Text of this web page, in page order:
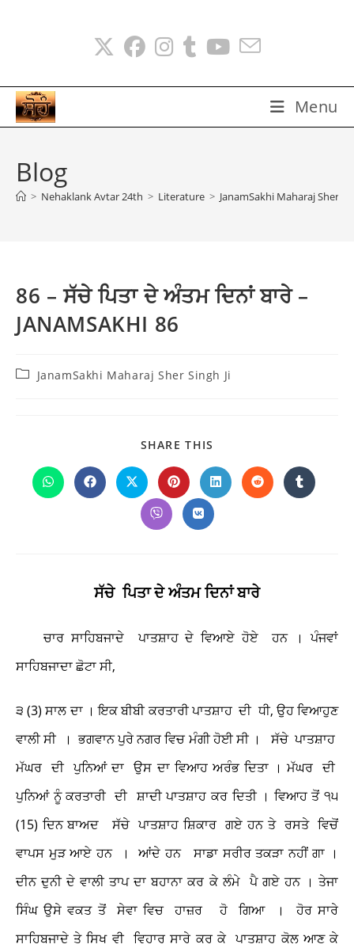
Menu
Blog
> Nehaklank Avtar 24th > Literature > JanamSakhi Maharaj Sher
86 – ਸੱਚੇ ਪਿਤਾ ਦੇ ਅੰਤਮ ਦਿਨਾਂ ਬਾਰੇ –
JANAMSAKHI 86
PostJanamSakhi Maharaj Sher Singh Ji
SHARE THIS
CONTENT
Opens
in
Opens
in
Opens
in
new
window
Opens
in
new
window
Opens
in
Opens
in
Opens
in
Opens
in
Opens
in
ਸੱਚੇ ਪਿਤਾ ਦੇ ਅੰਤਮ ਦਿਨਾਂਬਾਰੇ
ਚਾਰ ਸਾਹਿਬਜਾਦੇ ਪਾਤਸ਼ਾਹ ਦੇ ਵਿਆਏ ਹੋਏ ਹਨ । ਪੰਜਵਾਂ
ਸਾਹਿਬਜਾਦਾ ਛੋਟਾ ਸੀ,
੩ (3) ਸਾਲ ਦਾ । ਇਕ ਬੀਬੀ ਕਰਤਾਰੀ ਪਾਤਸ਼ਾਹ ਦੀ ਧੀ, ਉਹ ਵਿਆਹੁਣ
ਵਾਲੀ ਸੀ । ਭਗਵਾਨ ਪੁਰੇ ਨਗਰ ਵਿਚ ਮੰਗੀ ਹੋਈ ਸੀ । ਸੱਚੇ ਪਾਤਸ਼ਾਹ
ਮੱਘਰ ਦੀ ਪੁਨਿਆਂ ਦਾ ਉਸ ਦਾ ਵਿਆਹ ਅਰੰਭ ਦਿਤਾ । ਮੱਘਰ ਦੀ
ਪੁਨਿਆਂ ਨੂੰ ਕਰਤਾਰੀ ਦੀ ਸ਼ਾਦੀ ਪਾਤਸ਼ਾਹ ਕਰ ਦਿਤੀ । ਵਿਆਹ ਤੋਂ ੧੫
(15) ਦਿਨ ਬਾਅਦ ਸੱਚੇ ਪਾਤਸ਼ਾਹ ਸ਼ਿਕਾਰ ਗਏ ਹਨ ਤੇ ਰਸਤੇ ਵਿਚੋਂ
ਵਾਪਸ ਮੁੜ ਆਏ ਹਨ । ਆਂਦੇ ਹਨ ਸਾਡਾ ਸਰੀਰ ਤਕੜਾ ਨਹੀਂ ਗਾ ।
ਦੀਨ ਦੁਨੀ ਦੇ ਵਾਲੀ ਤਾਪ ਦਾ ਬਹਾਨਾ ਕਰ ਕੇ ਲੰਮੇ ਪੈ ਗਏ ਹਨ । ਤੇਜਾ
ਸਿੰਘ ਉਸੇ ਵਕਤ ਤੋਂ ਸੇਵਾ ਵਿਚ ਹਾਜ਼ਰ ਹੋ ਗਿਆ । ਹੋਰ ਸਾਰੇ
ਸਾਹਿਬਜਾਦੇ ਤੇ ਸਿਖ ਵੀ ਵਿਹਾਰ ਸਾਰੇ ਕਰ ਕੇ ਪਾਤਸ਼ਾਹ ਕੋਲ ਆਣ ਕੇ